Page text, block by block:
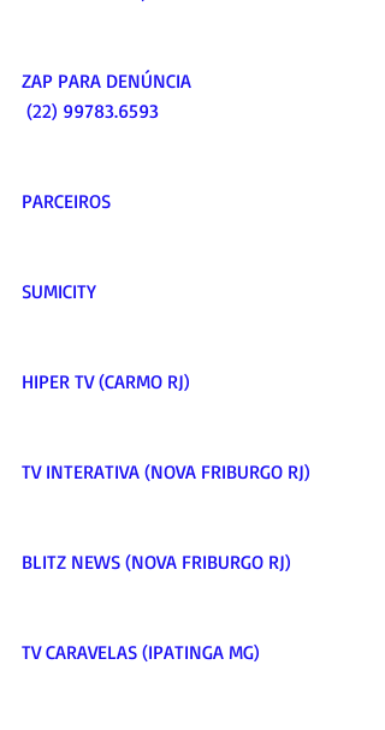
ZAP PARA DENÚNCIA
(22) 99783.6593
PARCEIROS
SUMICITY
HIPER TV (CARMO RJ)
TV INTERATIVA (NOVA FRIBURGO RJ)
BLITZ NEWS (NOVA FRIBURGO RJ)
TV CARAVELAS (IPATINGA MG)